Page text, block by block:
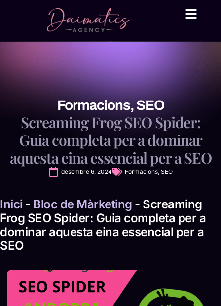
Formacions,SEO
Screaming Frog SEO Spider:
Guia completa per a dominar
aquesta eina essencial per a SEO
desembre 6, 2024 Formacions SEO
Inici - Bloc de Màrketing - Screaming
Frog SEO Spider: Guia completa per a
dominar aquesta eina essencial per a
SEO
Daima Business AI
● En línia